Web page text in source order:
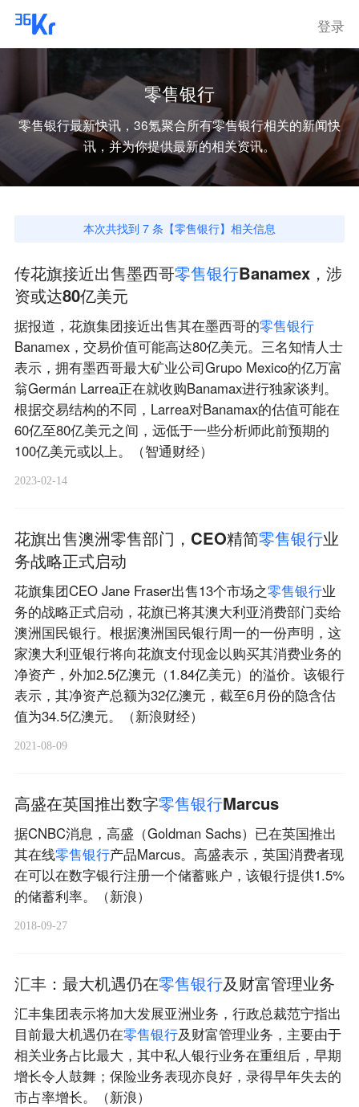
登录
零售银行
零售银行最新快讯，36氪聚合所有零售银行相关的新闻快
讯，并为你提供最新的相关资讯。
本次共找到 7 条【零售银行】相关信息
传花旗接近出售墨西哥零售银行Banamex，涉
资或达80亿美元
据报道，花旗集团接近出售其在墨西哥的零售银行
Banamex，交易价值可能高达80亿美元。三名知情人士
表示，拥有墨西哥最大矿业公司Grupo Mexico的亿万富
翁Germán Larrea正在就收购Banamax进行独家谈判。
根据交易结构的不同，Larrea对Banamax的估值可能在
60亿至80亿美元之间，远低于一些分析师此前预期的
100亿美元或以上。（智通财经）
2023-02-14
花旗出售澳洲零售部门，CEO精简零售银行业
务战略正式启动
花旗集团CEO Jane Fraser出售13个市场之零售银行业
务的战略正式启动，花旗已将其澳大利亚消费部门卖给
澳洲国民银行。根据澳洲国民银行周一的一份声明，这
家澳大利亚银行将向花旗支付现金以购买其消费业务的
净资产，外加2.5亿澳元（1.84亿美元）的溢价。该银行
表示，其净资产总额为32亿澳元，截至6月份的隐含估
值为34.5亿澳元。（新浪财经）
2021-08-09
高盛在英国推出数字零售银行Marcus
据CNBC消息，高盛（Goldman Sachs）已在英国推出
其在线零售银行产品Marcus。高盛表示，英国消费者现
在可以在数字银行注册一个储蓄账户，该银行提供1.5%
的储蓄利率。（新浪）
2018-09-27
汇丰：最大机遇仍在零售银行及财富管理业务
汇丰集团表示将加大发展亚洲业务，行政总裁范宁指出
目前最大机遇仍在零售银行及财富管理业务，主要由于
相关业务占比最大，其中私人银行业务在重组后，早期
增长令人鼓舞；保险业务表现亦良好，录得早年失去的
市占率增长。（新浪）